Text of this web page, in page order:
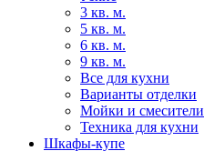
3 кв. м.
5 кв. м.
6 кв. м.
9 кв. м.
Все для кухни
Варианты отделки
Мойки и смесители
Техника для кухни
Шкафы-купе